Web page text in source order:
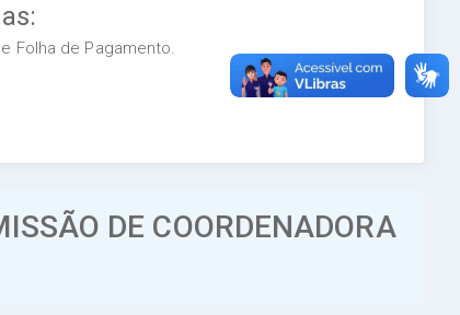
Folha de Pagamento.
DE COORDENADORA